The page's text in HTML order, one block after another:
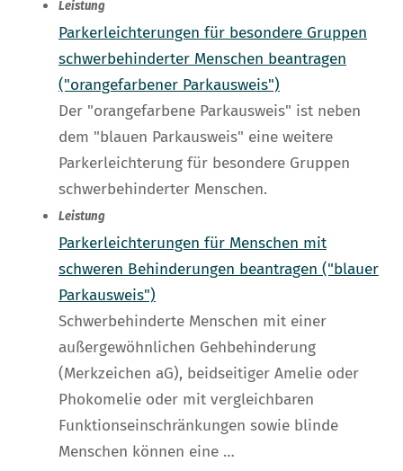
Leistung
Parkerleichterungen für besondere Gruppen
schwerbehinderter Menschen beantragen
("orangefarbener Parkausweis")
Der "orangefarbene Parkausweis" ist neben
dem "blauen Parkausweis" eine weitere
Parkerleichterung für besondere Gruppen
schwerbehinderter Menschen.
Leistung
Parkerleichterungen für Menschen mit
schweren Behinderungen beantragen ("blauer
Parkausweis")
Schwerbehinderte Menschen mit einer
außergewöhnlichen Gehbehinderung
(Merkzeichen aG), beidseitiger Amelie oder
Phokomelie oder mit vergleichbaren
Funktionseinschränkungen sowie blinde
Menschen können eine …